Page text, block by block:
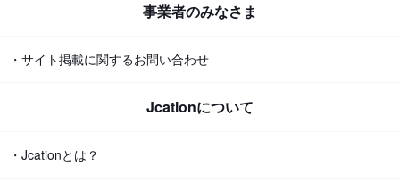
事業者のみなさま
・サイト掲載に関するお問い合わせ
Jcationについて
・Jcationとは？